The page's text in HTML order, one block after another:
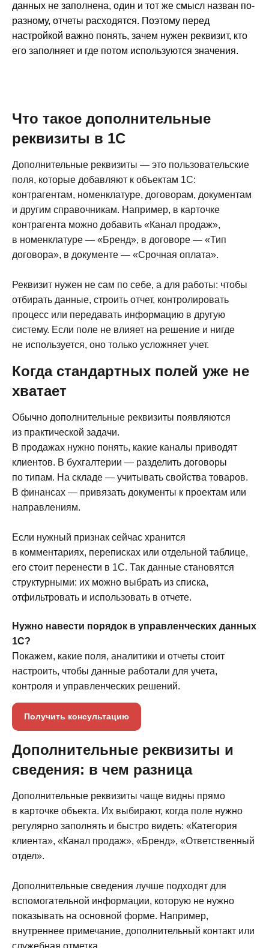
данных не заполнена, один и тот же смысл назван по-
разному, отчеты расходятся. Поэтому перед
настройкой важно понять, зачем нужен реквизит, кто
его заполняет и где потом используются значения.
Что такое дополнительные
реквизиты в 1С
Дополнительные реквизиты — это пользовательские
поля, которые добавляют к объектам 1С:
контрагентам, номенклатуре, договорам, документам
и другим справочникам. Например, в карточке
контрагента можно добавить «Канал продаж»,
в номенклатуре — «Бренд», в договоре — «Тип
договора», в документе — «Срочная оплата».
Реквизит нужен не сам по себе, а для работы: чтобы
отбирать данные, строить отчет, контролировать
процесс или передавать информацию в другую
систему. Если поле не влияет на решение и нигде
не используется, оно только усложняет учет.
Когда стандартных полей уже не
хватает
Обычно дополнительные реквизиты появляются
из практической задачи.
В продажах нужно понять, какие каналы приводят
клиентов. В бухгалтерии — разделить договоры
по типам. На складе — учитывать свойства товаров.
В финансах — привязать документы к проектам или
направлениям.
Если нужный признак сейчас хранится
в комментариях, переписках или отдельной таблице,
его стоит перенести в 1С. Так данные становятся
структурными: их можно выбрать из списка,
отфильтровать и использовать в отчете.
Нужно навести порядок в управленческих данных
1С?
Покажем, какие поля, аналитики и отчеты стоит
настроить, чтобы данные работали для учета,
контроля и управленческих решений.
Получить консультацию
Дополнительные реквизиты и
сведения: в чем разница
Дополнительные реквизиты чаще видны прямо
в карточке объекта. Их выбирают, когда поле нужно
регулярно заполнять и быстро видеть: «Категория
клиента», «Канал продаж», «Бренд», «Ответственный
отдел».
Дополнительные сведения лучше подходят для
вспомогательной информации, которую не нужно
показывать на основной форме. Например,
внутреннее примечание, дополнительный контакт или